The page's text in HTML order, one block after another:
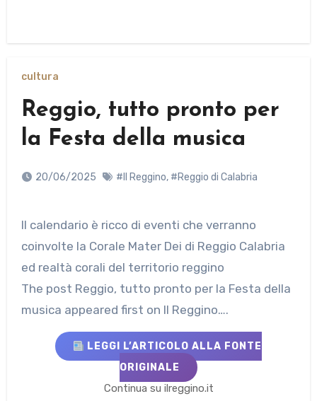
cultura
Reggio, tutto pronto per
la Festa della musica
20/06/2025 #Il Reggino, #Reggio di Calabria
Il calendario è ricco di eventi che verranno
coinvolte la Corale Mater Dei di Reggio Calabria
ed realtà corali del territorio reggino
The post Reggio, tutto pronto per la Festa della
musica appeared first on Il Reggino….
LEGGI L’ARTICOLO ALLA FONTE
ORIGINALE
Continua su ilreggino.it